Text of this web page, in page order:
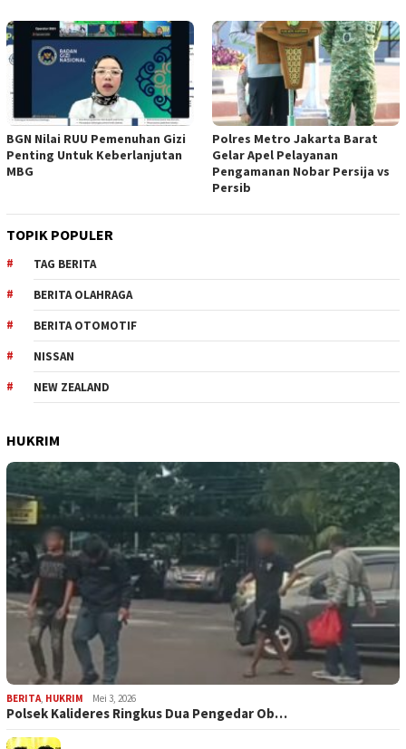
BGN Nilai RUU Pemenuhan Gizi
Penting Untuk Keberlanjutan
MBG
Polres Metro Jakarta Barat
Gelar Apel Pelayanan
Pengamanan Nobar Persija vs
Persib
TOPIK POPULER
TAG BERITA
BERITA OLAHRAGA
BERITA OTOMOTIF
NISSAN
NEW ZEALAND
HUKRIM
BERITA, HUKRIM Mei 3, 2026
Polsek Kalideres Ringkus Dua Pengedar Ob…